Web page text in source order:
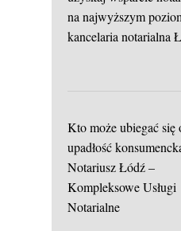
na najwyższym
kancelaria notarialna
Kto może ubiegać się
upadłość
Notariusz Łódź –
Kompleksowe Usługi
Notarialne